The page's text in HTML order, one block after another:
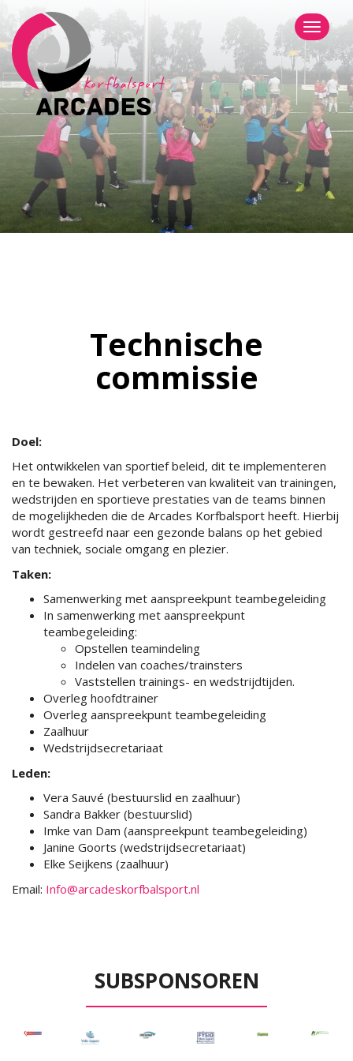
Menu
Technische
commissie
Doel:
Het ontwikkelen van sportief beleid, dit te implementeren
en te bewaken. Het verbeteren van kwaliteit van trainingen,
wedstrijden en sportieve prestaties van de teams binnen
de mogelijkheden die de Arcades Korfbalsport heeft. Hierbij
wordt gestreefd naar een gezonde balans op het gebied
van techniek, sociale omgang en plezier.
Taken:
Samenwerking met aanspreekpunt teambegeleiding
In samenwerking met aanspreekpunt
teambegeleiding:
Opstellen teamindeling
Indelen van coaches/trainsters
Vaststellen trainings- en wedstrijdtijden.
Overleg hoofdtrainer
Overleg aanspreekpunt teambegeleiding
Zaalhuur
Wedstrijdsecretariaat
Leden:
Vera Sauvé (bestuurslid en zaalhuur)
Sandra Bakker (bestuurslid)
Imke van Dam (aanspreekpunt teambegeleiding)
Janine Goorts (wedstrijdsecretariaat)
Elke Seijkens (zaalhuur)
Email: Info@arcadeskorfbalsport.nl
SUBSPONSOREN